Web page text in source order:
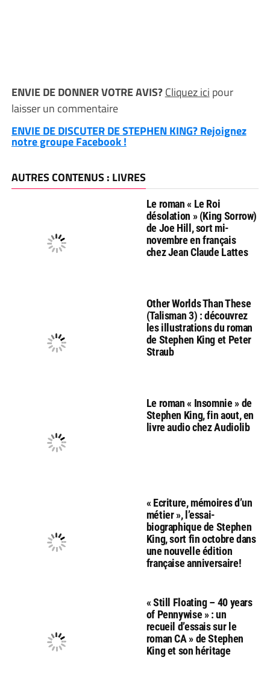
ENVIE DE DONNER VOTRE AVIS?Cliquez ici pour
laisser un commentaire
ENVIE DE DISCUTER DE STEPHEN KING? Rejoignez
notre groupe Facebook !
AUTRES CONTENUS : LIVRES
Le roman « Le Roi
désolation » (King Sorrow)
de Joe Hill, sort mi-
novembre en français
chez Jean Claude Lattes
Other Worlds Than These
(Talisman 3) : découvrez
les illustrations du roman
de Stephen King et Peter
Straub
Le roman « Insomnie » de
Stephen King, fin aout, en
livre audio chez Audiolib
« Ecriture, mémoires d’un
métier », l’essai-
biographique de Stephen
King, sort fin octobre dans
une nouvelle édition
française anniversaire!
« Still Floating – 40 years
of Pennywise » : un
recueil d’essais sur le
roman CA » de Stephen
King et son héritage